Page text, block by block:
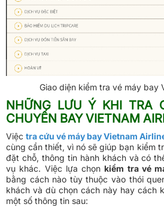
Giao diện kiểm tra vé máy bay
NHỮNG LƯU Ý KHI TRA
CHUYẾN BAY VIETNAM
Việc tra cứu vé máy bay Vietnam
cùng cần thiết, vì nó sẽ giúp bạn kiểm
đặt chỗ, thông tin hành khách và có
vụ khác. Việc lựa chọnkiểm tra vé
bằng cách nào tùy thuộc vào thói
khách và dù chọn cách này hay cách
một số thông tin sau: